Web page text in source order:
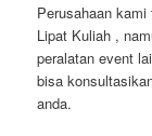
Perusahaan
Lipat Kuliah ,
peralatan event
bisa
anda.